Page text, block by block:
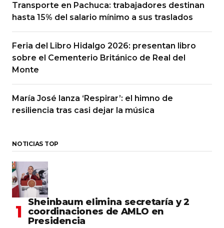
Transporte en Pachuca: trabajadores destinan
hasta 15% del salario mínimo a sus traslados
Feria del Libro Hidalgo 2026: presentan libro
sobre el Cementerio Británico de Real del
Monte
María José lanza ‘Respirar’: el himno de
resiliencia tras casi dejar la música
NOTICIAS TOP
Sheinbaum elimina secretaría y 2
coordinaciones de AMLO en
Presidencia